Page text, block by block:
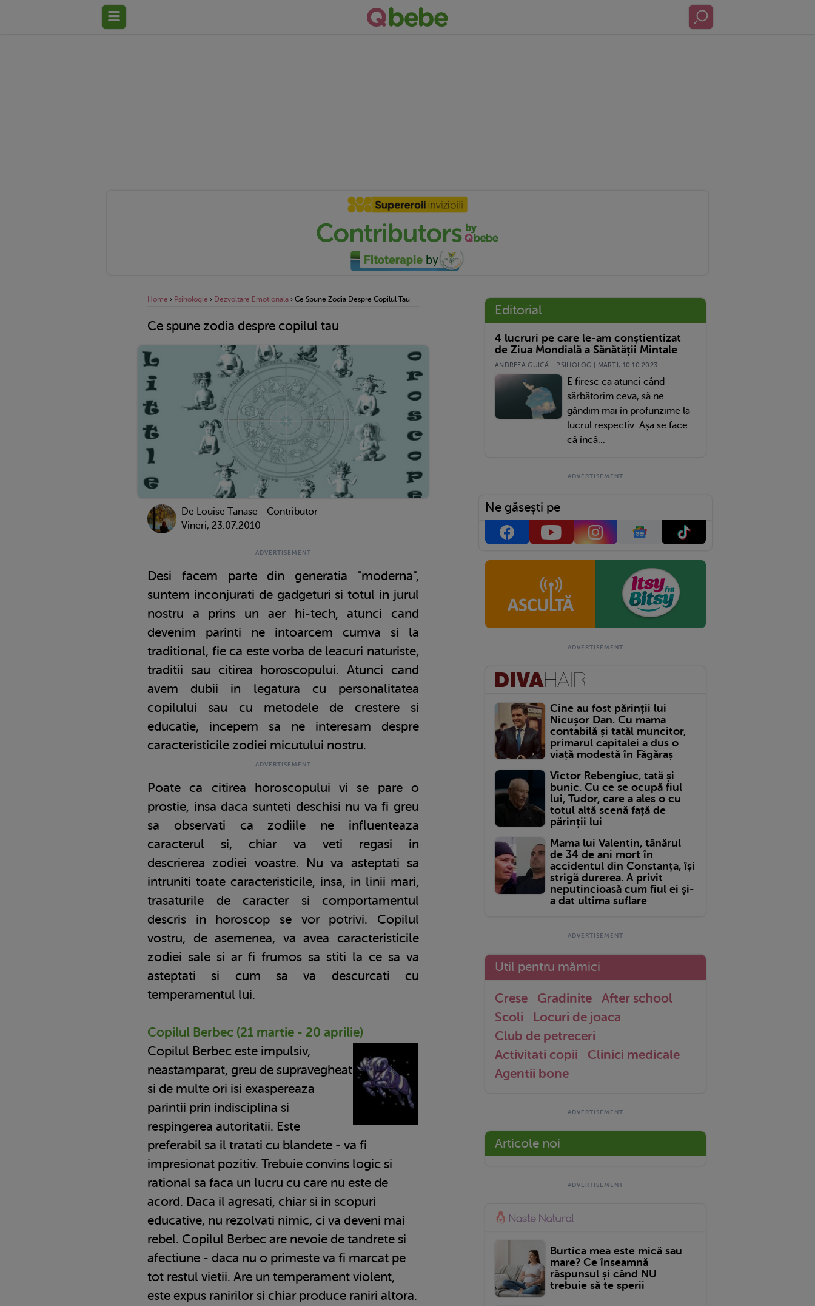
Home › Psihologie › Dezvoltare Emotionala › Ce Spune Zodia Despre Copilul Tau
Ce spune zodia despre copilul tau
De
Louise Tanase - Contributor
Vineri, 23.07.2010
Desi facem parte din generatia "moderna",
suntem inconjurati de gadgeturi si totul in jurul
nostru a prins un aer hi-tech, atunci cand
devenim parinti ne intoarcem cumva si la
traditional, fie ca este vorba de leacuri naturiste,
traditii sau citirea horoscopului. Atunci cand
avem dubii in legatura cu personalitatea
copilului sau cu metodele de crestere si
educatie, incepem sa ne interesam despre
caracteristicile zodiei micutului nostru.
Poate ca citirea horoscopului vi se pare o
prostie, insa daca sunteti deschisi nu va fi greu
sa observati ca zodiile ne influenteaza
caracterul si, chiar va veti regasi in
descrierea zodiei voastre. Nu va asteptati sa
intruniti toate caracteristicile, insa, in linii mari,
trasaturile de caracter si comportamentul
descris in horoscop se vor potrivi. Copilul
vostru, de asemenea, va avea caracteristicile
zodiei sale si ar fi frumos sa stiti la ce sa va
asteptati si cum sa va descurcati cu
temperamentul lui.
Copilul Berbec (21 martie - 20 aprilie)
Copilul Berbec este impulsiv,
neastamparat, greu de supravegheat
si de multe ori isi exaspereaza
parintii prin indisciplina si
respingerea autoritatii. Este
preferabil sa il tratati cu blandete - va fi
impresionat pozitiv. Trebuie convins logic si
rational sa faca un lucru cu care nu este de
acord. Daca il agresati, chiar si in scopuri
educative, nu rezolvati nimic, ci va deveni mai
rebel. Copilul Berbec are nevoie de tandrete si
afectiune - daca nu o primeste va fi marcat pe
tot restul vietii. Are un temperament violent,
este expus ranirilor si chiar produce raniri altora.
Editorial
4 lucruri pe care le-am conștientizat
de Ziua Mondială a Sănătății Mintale
ANDREEA GUICĂ - PSIHOLOG | MARŢI, 10.10.2023
E firesc ca atunci când
sărbătorim ceva, să ne
gândim mai în profunzime la
lucrul respectiv. Așa se face
că încă...
Ne găsești pe
Cine au fost părinții lui
Nicușor Dan. Cu mama
contabilă și tatăl muncitor,
primarul capitalei a dus o
viață modestă în Făgăraș
Victor Rebengiuc, tată și
bunic. Cu ce se ocupă fiul
lui, Tudor, care a ales o cu
totul altă scenă față de
părinții lui
Mama lui Valentin, tânărul
de 34 de ani mort în
accidentul din Constanța, își
strigă durerea. A privit
neputincioasă cum fiul ei și-
a dat ultima suflare
Util pentru mămici
Crese Gradinite
After school
Scoli
Locuri de joaca
Club de petreceri
Activitati copii
Clinici medicale
Agentii bone
Articole noi
Burtica mea este mică sau
mare? Ce înseamnă
răspunsul și când NU
trebuie să te sperii